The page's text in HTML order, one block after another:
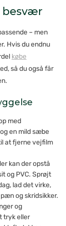
besvær
– men
Hvis du endnu
købe
så du også får
med
en mild sæbe
at fjerne vejfilm
kan der opstå
og PVC. Sprøjt
lad det virke,
og skridsikker.
og
tryk eller